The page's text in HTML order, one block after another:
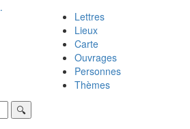
Lettres
Lieux
Carte
Ouvrages
Personnes
Thèmes